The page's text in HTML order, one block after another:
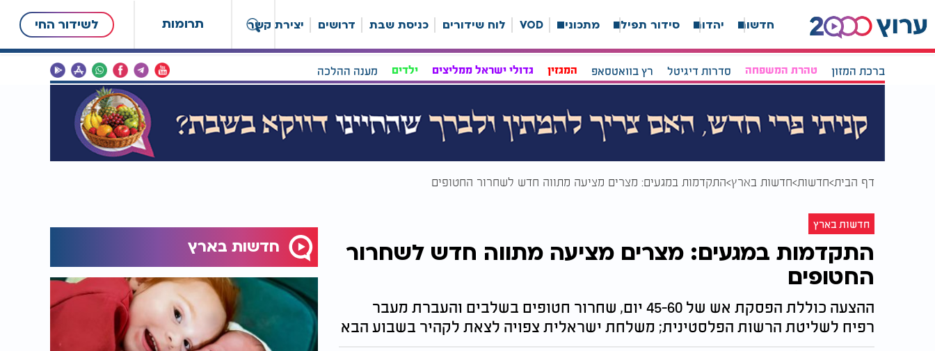
תרומות לשידור החי חדשות יהדות סידור תפילה מתכונים VOD לוח שידורים כניסת שבת דרושים יצירת קשר
ברכת המזון טהרת המשפחה סדרות דיגיטל רץ בוואטסאפ המגזין גדולי ישראל ממליצים ילדים מענה ההלכה
דף הבית חדשות חדשות בארץ התקדמות במגעים: מצרים מציעה מתווה חדש לשחרור החטופים
חדשות בארץ
התקדמות במגעים: מצרים מציעה מתווה חדש לשחרור
החטופים
ההצעה כוללת הפסקת אש של 45-60 יום, שחרור חטופים בשלבים והעברת מעבר
רפיח לשליטת הרשות הפלסטינית; משלחת ישראלית צפויה לצאת לקהיר בשבוע הבא
חדשות בארץ